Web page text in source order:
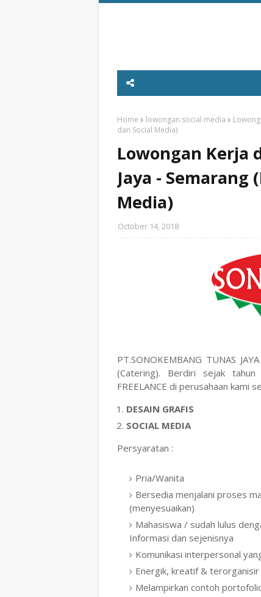
Home lowongan social media
dan Social Media)
Lowongan Kerja
Jaya - Semarang
Media)
October 14, 2018
PT.SONOKEMBANG TUNAS
(Catering). Berdiri sejak
FREELANCE di perusahaan kami
DESAIN GRAFIS
SOCIAL MEDIA
Persyaratan :
Pria/Wanita
Bersedia menjalani proses
(menyesuaikan)
Mahasiswa / sudah lulus
Informasi dan sejenisnya
Komunikasi interpersonal
Energik, kreatif &
Melampirkan contoh